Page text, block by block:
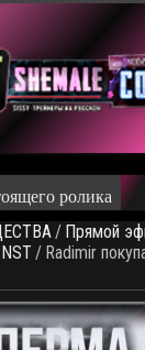
/ Прямой
/ Radimir